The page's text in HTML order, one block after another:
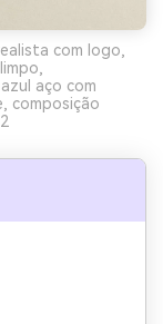
com logo,
aço com
composição